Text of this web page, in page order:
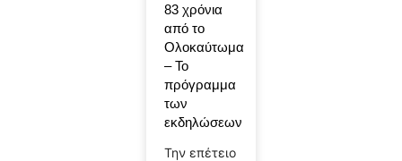
83 χρόνια
από το
Ολοκαύτωμα
– Το
πρόγραμμα
των
εκδηλώσεων
Την επέτειο